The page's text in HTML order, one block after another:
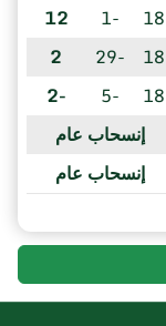
18
-1
12
18
-29
2
18
-5
-2
إنسحاب عام
إنسحاب عام